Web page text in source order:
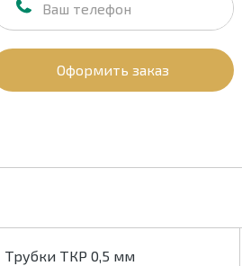
Оформить заказ
Трубки ТКР 0,5 мм